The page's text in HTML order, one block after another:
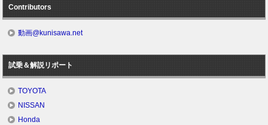
Contributors
動画@kunisawa.net
試乗＆解説リポート
TOYOTA
NISSAN
Honda